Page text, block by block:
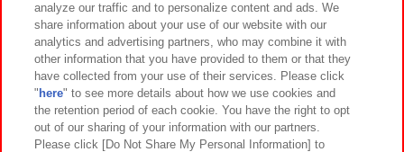
イベント・キャンペーン
関連会社 サステナビリティ サイトポリシー
プライバシーポリシー ウェブアクセシビリティ方針と検証結果
analyze our traffic and to personalize content and ads. We
share information about your use of our website with our
analytics and advertising partners, who may combine it with
other information that you have provided to them or that they
have collected from your use of their services. Please click
" here" to see more details about how we use cookies and
the retention period of each cookie. You have the right to opt
out of our sharing of your information with our partners.
Please click [Do Not Share My Personal Information] to